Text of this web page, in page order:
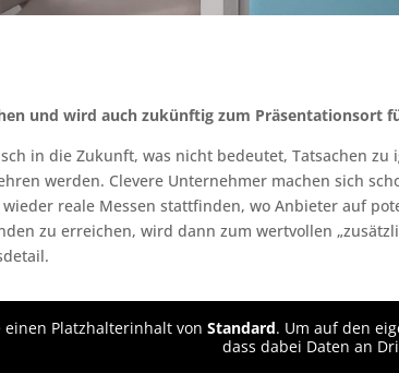
und wird auch zukünftig zum Präsentationsort
in die Zukunft, was nicht bedeutet, Tatsachen
werden. Clevere Unternehmer machen sich
reale Messen stattfinden, wo Anbieter auf
zu erreichen, wird dann zum wertvollen
einen Platzhalterinhalt von Standard. Um auf den
dass dabei Daten an